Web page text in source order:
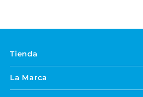
Tienda
La Marca